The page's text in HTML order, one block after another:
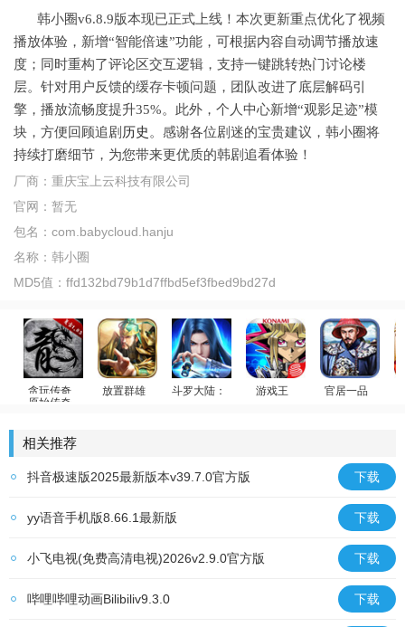
韩小圈v6.8.9版本现已正式上线！本次更新重点优化了视频
播放体验，新增“智能倍速”功能，可根据内容自动调节播放速
度；同时重构了评论区交互逻辑，支持一键跳转热门讨论楼
层。针对用户反馈的缓存卡顿问题，团队改进了底层解码引
擎，播放流畅度提升35%。此外，个人中心新增“观影足迹”模
块，方便回顾追剧 历史 。感谢各位剧迷的宝贵建议，韩小圈将
持续打磨细节，为您带来更优质的韩剧追看体验！
厂商： 重庆宝上云科技有限公司
官网： 暂无
包名： com.babycloud.hanju
名称： 韩小圈
MD5值： ffd132bd79b1d7ffbd5ef3fbed9bd27d
贪玩传奇
原始传奇
放置群雄
斗罗大陆：武魂觉醒游戏王
官居一品
相关推荐
抖音极速版2025最新版本v39.7.0官方版 下载
yy语音手机版8.66.1最新版 下载
小飞电视(免费高清电视)2026v2.9.0官方版 下载
哔哩哔哩动画Bilibiliv9.3.0 下载